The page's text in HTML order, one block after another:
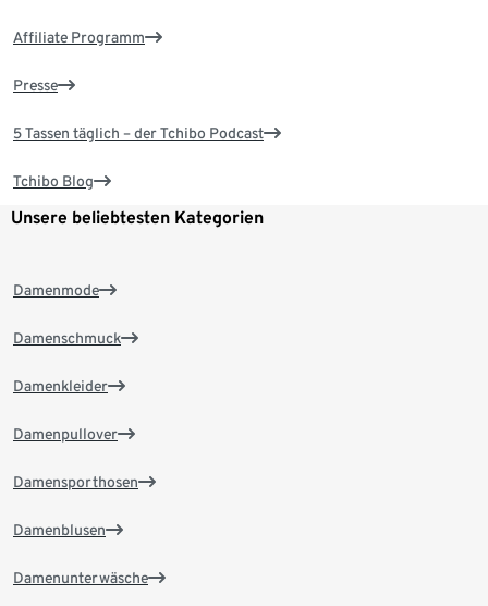
Affiliate Programm
Presse
5 Tassen täglich – der Tchibo Podcast
Tchibo Blog
Unsere beliebtesten Kategorien
Damenmode
Damenschmuck
Damenkleider
Damenpullover
Damensporthosen
Damenblusen
Damenunterwäsche